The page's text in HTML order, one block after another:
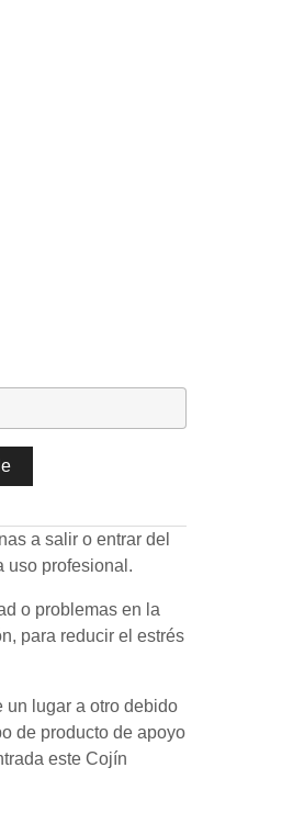
a salir o entrar del
uso profesional.
o problemas en la
para reducir el estrés
un lugar a otro debido
de producto de apoyo
este Cojín